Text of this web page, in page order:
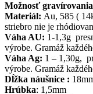
Možnosť
Materiál: Au, 585 (
striebro nie je
Váha AU: 1-1,3g
výrobe. Gramáž
Váha Ag: 1 – 1,30g,
výrobe. Gramáž
Dĺžka náušnice :
Hrúbka: 1,5mm